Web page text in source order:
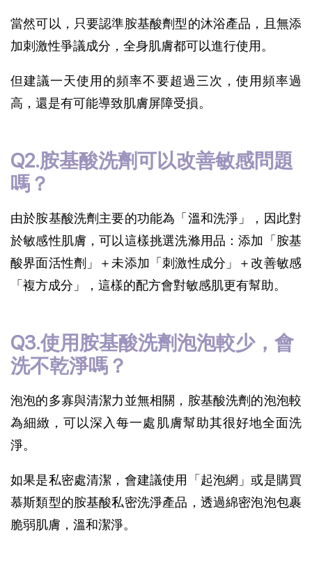
當然可以，只要認準胺基酸劑型的沐浴產品，且無添
加刺激性爭議成分，全身肌膚都可以進行使用。
但建議一天使用的頻率不要超過三次，使用頻率過
高，還是有可能導致肌膚屏障受損。
Q2.胺基酸洗劑可以改善敏感問題
嗎？
由於胺基酸洗劑主要的功能為「溫和洗淨」，因此對
於敏感性肌膚，可以這樣挑選洗滌用品：添加「胺基
酸界面活性劑」＋未添加「刺激性成分」＋改善敏感
「複方成分」，這樣的配方會對敏感肌更有幫助。
Q3.使用胺基酸洗劑泡泡較少，會
洗不乾淨嗎？
泡泡的多寡與清潔力並無相關，胺基酸洗劑的泡泡較
為細緻，可以深入每一處肌膚幫助其很好地全面洗
淨。
如果是私密處清潔，會建議使用「起泡網」或是購買
慕斯類型的胺基酸私密洗淨產品，透過綿密泡泡包裹
脆弱肌膚，溫和潔淨。